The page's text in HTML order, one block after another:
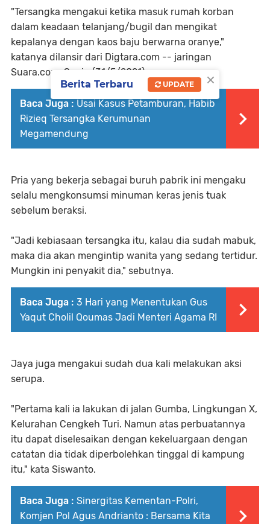
"Tersangka mengakui ketika masuk rumah korban
dalam keadaan telanjang/bugil dan mengikat
kepalanya dengan kaos baju berwarna oranye,"
katanya dilansir dari Digtara.com -- jaringan
Suara.com, Senin (31/5/2021).
Baca Juga : Usai Kasus Petamburan, Habib
Rizieq Tersangka Kerumunan
Megamendung
Pria yang bekerja sebagai buruh pabrik ini mengaku
selalu mengkonsumsi minuman keras jenis tuak
sebelum beraksi.
"Jadi kebiasaan tersangka itu, kalau dia sudah mabuk,
maka dia akan mengintip wanita yang sedang tertidur.
Mungkin ini penyakit dia," sebutnya.
Baca Juga : 3 Hari yang Menentukan Gus
Yaqut Cholil Qoumas Jadi Menteri Agama RI
Jaya juga mengakui sudah dua kali melakukan aksi
serupa.
"Pertama kali ia lakukan di jalan Gumba, Lingkungan X,
Kelurahan Cengkeh Turi. Namun atas perbuatannya
itu dapat diselesaikan dengan kekeluargaan dengan
catatan dia tidak diperbolehkan tinggal di kampung
itu," kata Siswanto.
Baca Juga : Sinergitas Kementan-Polri,
Komjen Pol Agus Andrianto : Bersama Kita
×
Berita Terbaru UPDATE